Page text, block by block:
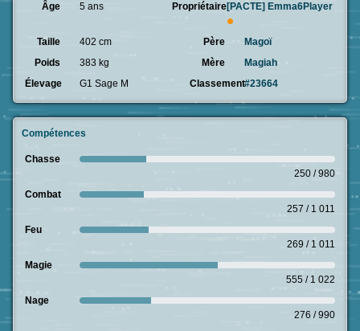
Âge
5 ans Propriétaire[PACTE] Emma6Player
Taille 402 cm Père
Magoï
Poids
383 kg Mère
Magiah
Élevage
G1 Sage M Classement#23664
Compétences
Chasse
250 / 980
Combat
257 / 1 011
Feu
269 / 1 011
Magie
555 / 1 022
Nage
276 / 990